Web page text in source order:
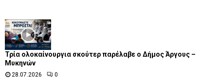
Τρία ολοκαίνουργια σκούτερ παρέλαβε o Δήμος Άργους –
Μυκηνών
28.07.2026 0